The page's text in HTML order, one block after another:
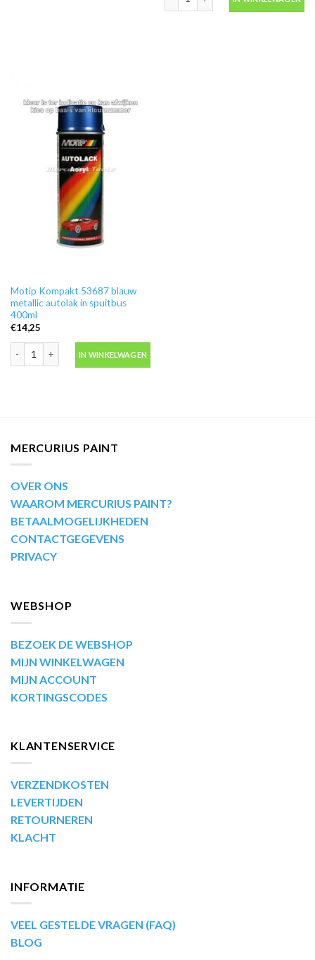
Motip Kompakt 53687 blauw
metallic autolak in spuitbus
400ml
€14,25
Motip Kompakt 53687 blauw metallic autolak in spuitbus 400ml aantal
IN WINKELWAGEN
MERCURIUS PAINT
OVER ONS
WAAROM MERCURIUS PAINT?
BETAALMOGELIJKHEDEN
CONTACTGEGEVENS
PRIVACY
WEBSHOP
BEZOEK DE WEBSHOP
MIJN WINKELWAGEN
MIJN ACCOUNT
KORTINGSCODES
KLANTENSERVICE
VERZENDKOSTEN
LEVERTIJDEN
RETOURNEREN
KLACHT
INFORMATIE
VEEL GESTELDE VRAGEN (FAQ)
BLOG